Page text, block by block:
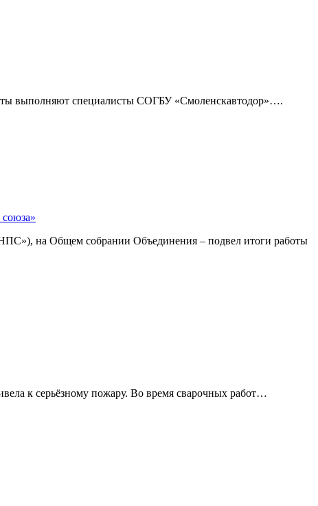
выполняют специалисты СОГБУ «Смоленскавтодор»….
на Общем собрании Объединения – подвел итоги работы
к серьёзному пожару. Во время сварочных работ…